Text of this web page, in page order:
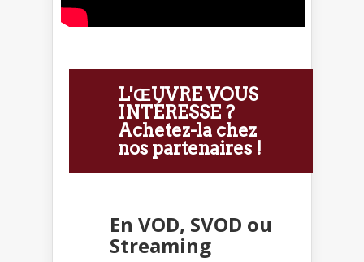
L'ŒUVRE VOUS
INTÉRESSE ?
Achetez-la chez
nos partenaires !
En VOD, SVOD ou
Streaming